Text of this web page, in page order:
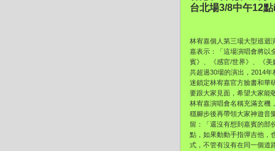
台北場3/8中午12
林宥嘉個人第三場大型巡迴
嘉表示：「這場演唱會將以
賓》、《感官/世界》、《
共超過30場的演出，2014
迷鎖定林宥嘉官方臉書和華
要跟大家見面，希望大家能
林宥嘉演唱會名稱充滿玄機
穩腳步後再帶領大家神遊音
留：「還沒有想到嘉賓的部
點，如果動動手指彈吉他，
式，不管有沒有在同一個道